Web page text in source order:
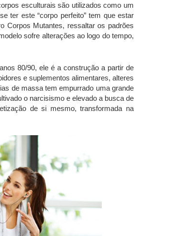
esculturais são utilizados como um
ter este “corpo perfeito” tem que estar
Corpos Mutantes, ressaltar os padrões
sofre alterações ao logo do tempo,
80/90, ele é a construção a partir de
e suplementos alimentares, alteres
de massa tem empurrado uma grande
o narcisismo e elevado a busca de
de si mesmo, transformada na